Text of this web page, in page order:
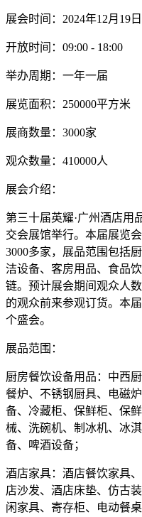
展会时间：2024年12月19
开放时间：09:00 - 18:00
举办周期：一年一届
展览面积：250000平方米
展商数量：3000家
观众数量：410000人
展会介绍：
第三十届英耀·广州酒店用
交会展馆举行。本届展览
3000多家，展品范围包括
洁设备、客房用品、食品
链。预计展会期间观众人
的观众前来参观订货。本
个盛会。
展品范围：
厨房餐饮设备用品：中西
餐炉、不锈钢厨具、电磁
备、冷藏柜、保鲜柜、保
械、洗碗机、制冰机、冰
备、啤酒设备；
酒店家具：酒店餐饮家具
店沙发、酒店床垫、仿古
闲家具、寄存柜、电动餐